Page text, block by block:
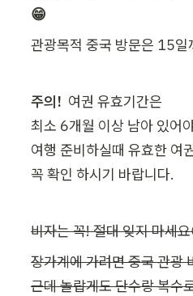
😁
관광목적 중국 방문은 15일
주의! 여권 유효기간은
최소 6개월 이상 남아 있어
여행 준비하실때 유효한 여
꼭 확인 하시기 바랍니다.
비자는 꼭! 절대 잊지 마세
장가계에 가려면 중국 관광
근데 놀랍게도 단수랑 복수